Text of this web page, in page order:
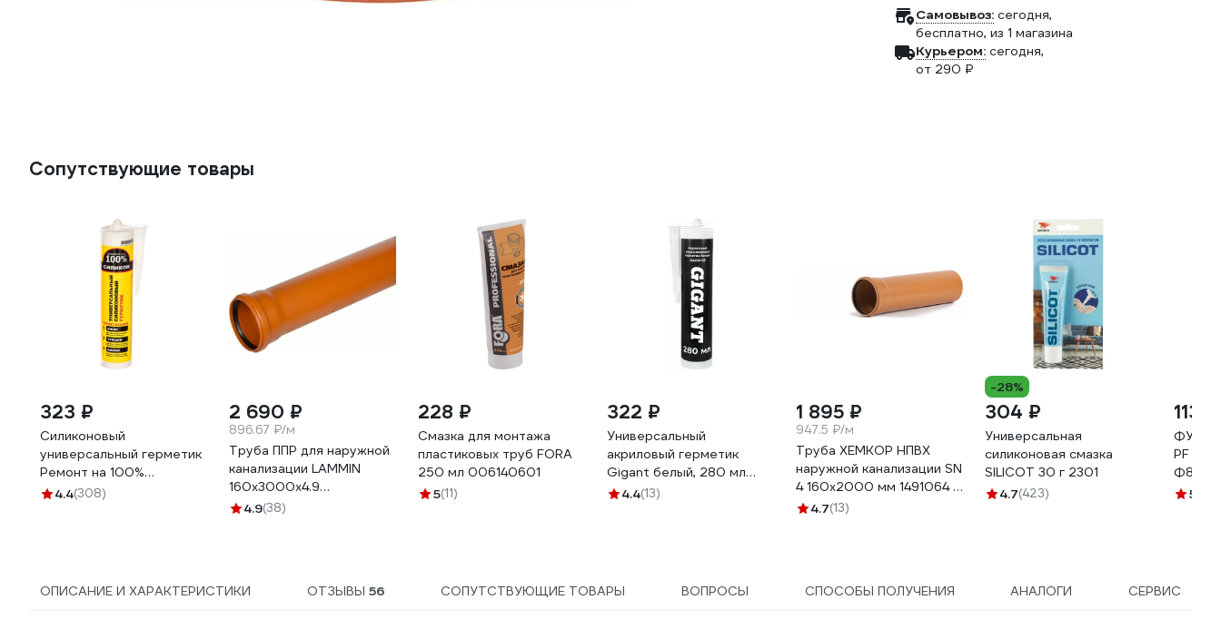
Самовывоз: сегодня,
бесплатно, из 1 магазина
Курьером: сегодня,
от 290 ₽
Сопутствующие товары
323 ₽
Силиконовый
универсальный герметик
Ремонт на 100%
бесцветный
4.4(308)
2 690 ₽
896.67 ₽/м
Труба ППР для наружной
канализации LAMMIN
160x3000x4.9
Lm36121603000
4.9(38)
228 ₽
Смазка для монтажа
пластиковых труб FORA
250 мл 006140601
5(11)
322 ₽
Универсальный
акриловый герметик
Gigant белый, 280 мл
GAGW-03
4.4(13)
1 895 ₽
947.5 ₽/м
Труба ХЕМКОР НПВХ
наружной канализации SN
4 160x2000 мм 1491064 0
1647
4.7(13)
-28%
304 ₽
Универсальная
силиконовая смазка
SILICOT 30 г 2301
4.7(423)
113 ₽
ФУМ
PF
Ф85
15м PF
5
ОПИСАНИЕ И ХАРАКТЕРИСТИКИ ОТЗЫВЫ 56 СОПУТСТВУЮЩИЕ ТОВАРЫ ВОПРОСЫ СПОСОБЫ ПОЛУЧЕНИЯ АНАЛОГИ СЕРВИС